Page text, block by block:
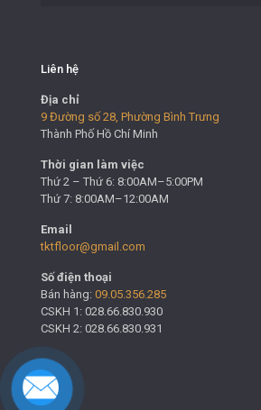
Liên hệ
Địa chỉ
9 Đường số 28, Phường Bình Trưng
Thành Phố Hồ Chí Minh
Thời gian làm việc
Thứ 2 – Thứ 6: 8:00AM–5:00PM
Thứ 7: 8:00AM–12:00AM
Email
tktfloor@gmail.com
Số điện thoại
Bán hàng: 09.05.356.285
CSKH 1: 028.66.830.930
CSKH 2: 028.66.830.931